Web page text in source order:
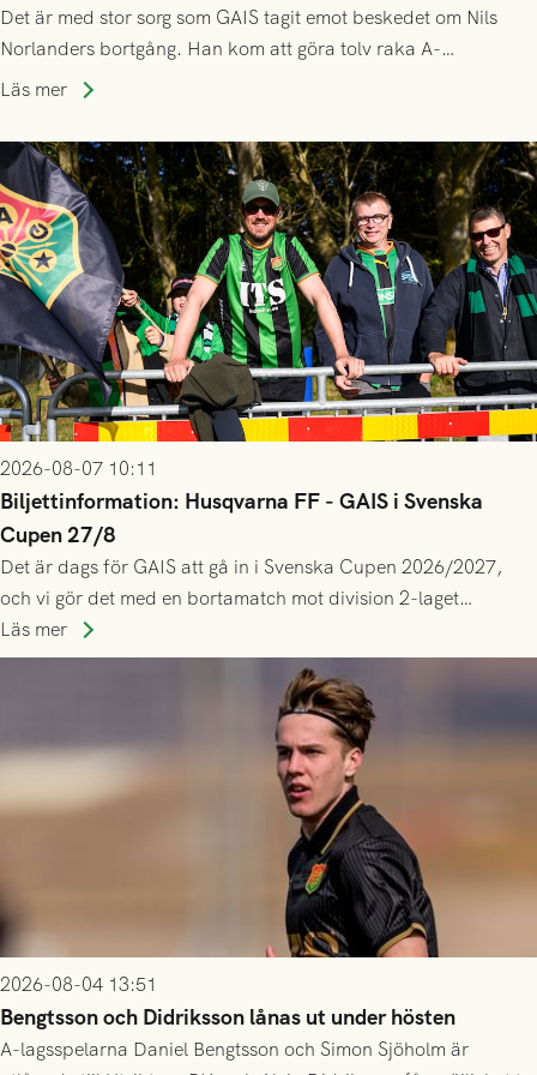
Det är med stor sorg som GAIS tagit emot beskedet om Nils
Norlanders bortgång. Han kom att göra tolv raka A-
lagssäsonger i Grönsvart och är en av få spelare som i GAIS
Läs mer
2026-08-07 10:11
Biljettinformation: Husqvarna FF - GAIS i Svenska
Cupen 27/8
Det är dags för GAIS att gå in i Svenska Cupen 2026/2027,
och vi gör det med en bortamatch mot division 2-laget
Husqvarna FF. Häng med och stötta grönsvart på plats!
Läs mer
2026-08-04 13:51
Bengtsson och Didriksson lånas ut under hösten
A-lagsspelarna Daniel Bengtsson och Simon Sjöholm är